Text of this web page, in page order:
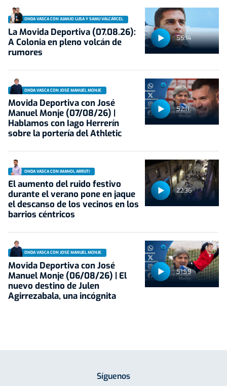
55:14
ONDA VASCA CON JUANJO LUSA Y SAMU VALCÁRCEL
La Movida Deportiva (07.08.26):
A Colonia en pleno volcán de
rumores
52:11
ONDA VASCA CON JOSÉ MANUEL MONJE
Movida Deportiva con José
Manuel Monje (07/08/26) |
Hablamos con Iago Herrerín
sobre la portería del Athletic
22:36
ONDA VASCA CON IMANOL ARRUTI
El aumento del ruido festivo
durante el verano pone en jaque
el descanso de los vecinos en los
barrios céntricos
51:59
ONDA VASCA CON JOSÉ MANUEL MONJE
Movida Deportiva con José
Manuel Monje (06/08/26) | El
nuevo destino de Julen
Agirrezabala, una incógnita
Síguenos